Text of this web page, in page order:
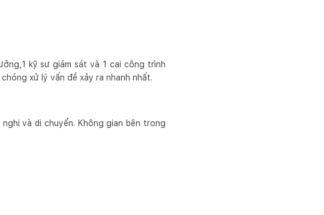
kỹ sư giám sát và 1 cai công trình
xử lý vấn đề xảy ra nhanh nhất.
và di chuyển. Không gian bên trong